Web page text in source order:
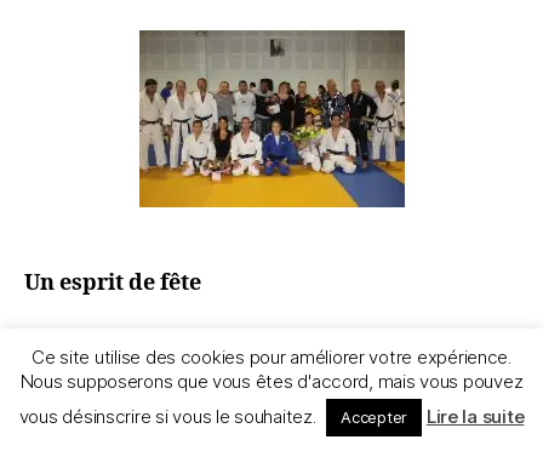
Un esprit de fête
ceintures s’est tenue le Samedi 24 Juin et a
permis d’apprécier la revue d’effectif constituée
par nos 385 adhérents. Dans une
Ce site utilise des cookies pour améliorer votre expérience.
Nous supposerons que vous êtes d'accord, mais vous pouvez
vous désinscrire si vous le souhaitez.
Accepter Lire la suite